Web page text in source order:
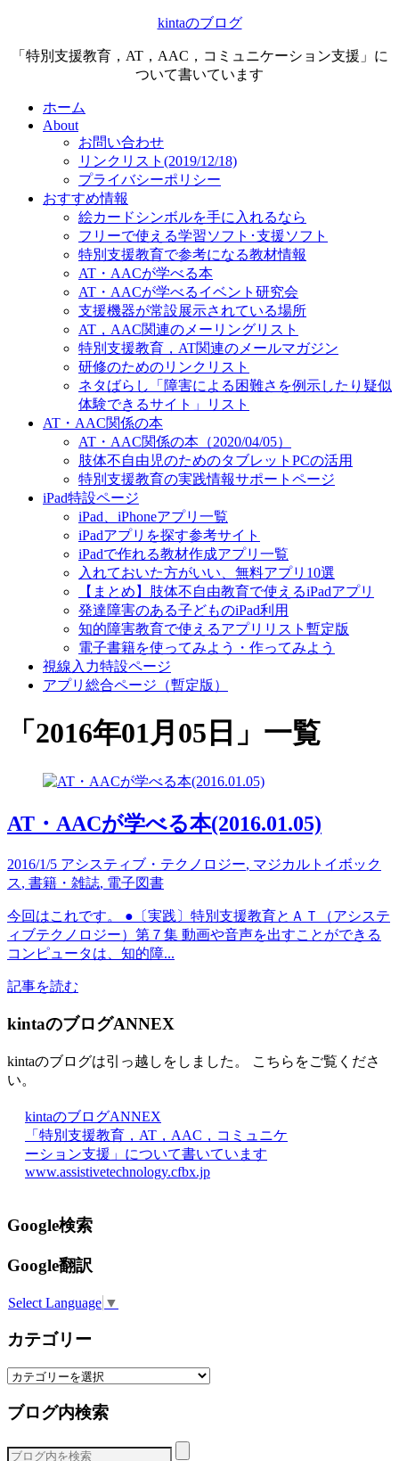
kintaのブログ
「特別支援教育，AT，AAC，コミュニケーション支援」に
ついて書いています
ホーム
About
お問い合わせ
リンクリスト(2019/12/18)
プライバシーポリシー
おすすめ情報
絵カードシンボルを手に入れるなら
フリーで使える学習ソフト･支援ソフト
特別支援教育で参考になる教材情報
AT・AACが学べる本
AT・AACが学べるイベント研究会
支援機器が常設展示されている場所
AT，AAC関連のメーリングリスト
特別支援教育，AT関連のメールマガジン
研修のためのリンクリスト
ネタばらし「障害による困難さを例示したり疑似
体験できるサイト」リスト
AT・AAC関係の本
AT・AAC関係の本（2020/04/05）
肢体不自由児のためのタブレットPCの活用
特別支援教育の実践情報サポートページ
iPad特設ページ
iPad、iPhoneアプリ一覧
iPadアプリを探す参考サイト
iPadで作れる教材作成アプリ一覧
入れておいた方がいい、無料アプリ10選
【まとめ】肢体不自由教育で使えるiPadアプリ
発達障害のある子どものiPad利用
知的障害教育で使えるアプリリスト暫定版
電子書籍を使ってみよう・作ってみよう
視線入力特設ページ
アプリ総合ページ（暫定版）
「 2016年01月05日 」 一覧
AT・AACが学べる本(2016.01.05)
2016/1/5 アシスティブ・テクノロジー, マジカルトイボック
ス, 書籍・雑誌, 電子図書
今回はこれです。 ●〔実践〕特別支援教育とＡＴ（アシステ
ィブテクノロジー）第７集 動画や音声を出すことができる
コンピュータは、知的障...
記事を読む
kintaのブログANNEX
kintaのブログは引っ越しをしました。 こちらをご覧くださ
い。
kintaのブログANNEX
「特別支援教育，AT，AAC，コミュニケ
ーション支援」について書いています
www.assistivetechnology.cfbx.jp
Google検索
Google翻訳
Select Language ▼
カテゴリー
カ
ゴ
ー
ブログ内検索